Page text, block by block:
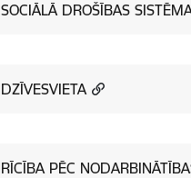
SOCIĀLĀ DROŠĪBAS
DZĪVESVIETA
RĪCĪBA PĒC